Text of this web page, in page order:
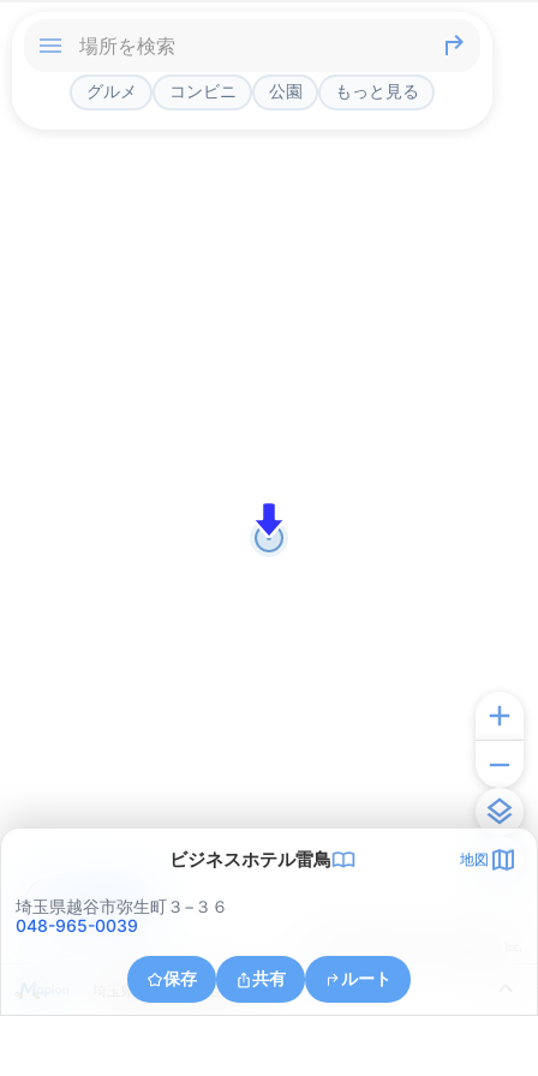
グルメ コンビニ 公園 もっと見る
ビジネスホテル雷鳥 地図
埼玉県越谷市弥生町３−３６
048-965-0039
保存 共有 ルート
埼玉県越谷市南越谷４丁目２１
アプリで見る